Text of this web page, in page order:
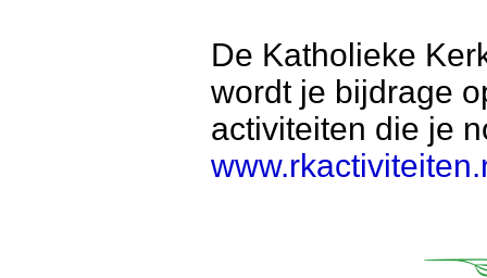
De Katholieke
wordt je bijdrage
activiteiten die je